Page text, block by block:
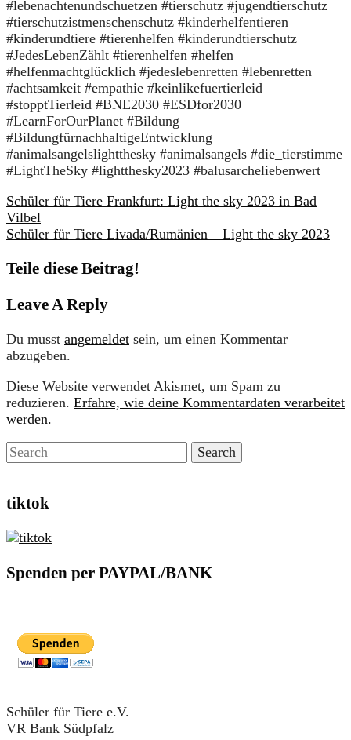
#lebenachtenundschuetzen #tierschutz #jugendtierschutz
#tierschutzistmenschenschutz #kinderhelfentieren
#kinderundtiere #tierenhelfen #kinderundtierschutz
#JedesLebenZählt #tierenhelfen #helfen
#helfenmachtglücklich #jedeslebenretten #lebenretten
#achtsamkeit #empathie #keinlikefuertierleid
#stopptTierleid #BNE2030 #ESDfor2030
#LearnForOurPlanet #Bildung
#BildungfürnachhaltigeEntwicklung
#animalsangelslightthesky #animalsangels #die_tierstimme
#LightTheSky #lightthesky2023 #balusarcheliebenwert
Schüler für Tiere Frankfurt: Light the sky 2023 in Bad
Vilbel
Schüler für Tiere Livada/Rumänien – Light the sky 2023
Teile diese Beitrag!
Leave A Reply
Du musst angemeldet sein, um einen Kommentar
abzugeben.
Diese Website verwendet Akismet, um Spam zu
reduzieren. Erfahre, wie deine Kommentardaten verarbeitet
werden.
tiktok
Spenden per PAYPAL/BANK
Schüler für Tiere e.V.
VR Bank Südpfalz